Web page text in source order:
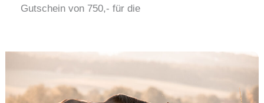
Gutschein von 750,- für die